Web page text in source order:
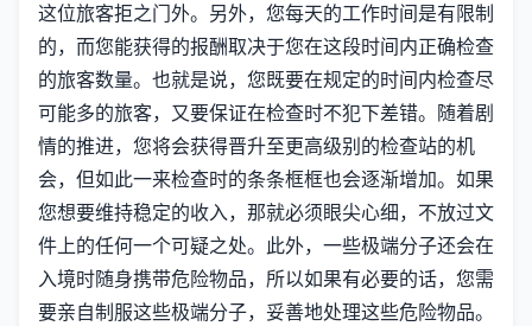
这位旅客拒之门外。另外，您每天的工作时间是有限制
的，而您能获得的报酬取决于您在这段时间内正确检查
的旅客数量。也就是说，您既要在规定的时间内检查尽
可能多的旅客，又要保证在检查时不犯下差错。随着剧
情的推进，您将会获得晋升至更高级别的检查站的机
会，但如此一来检查时的条条框框也会逐渐增加。如果
您想要维持稳定的收入，那就必须眼尖心细，不放过文
件上的任何一个可疑之处。此外，一些极端分子还会在
入境时随身携带危险物品，所以如果有必要的话，您需
要亲自制服这些极端分子，妥善地处理这些危险物品。